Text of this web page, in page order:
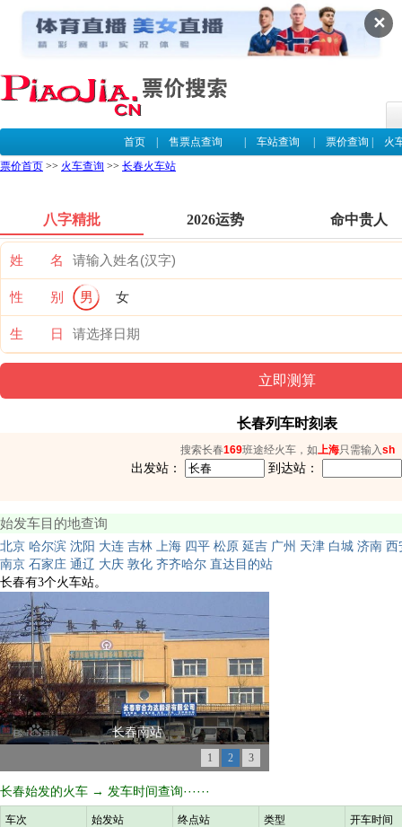
✕
首页| 售票点查询 | 车站查询 | 票价查询 |
火
票价首页 >> 火车查询 >> 长春火车站
八字精批 2026运势 命中贵人
姓 名
性 别 男 女
生 日
长春列车时刻表
搜索长春169班途经火车，如 上海只需输入 sh
出发站： 到达站：
始发车目的地查询
北京 哈尔滨 沈阳 大连 吉林 上海 四平 松原 延吉 广州 天津 白城 济南 西
南京 石家庄 通辽 大庆 敦化 齐齐哈尔 直达目的站
长春有3个火车站。
长春南站
1 2 3
长春始发的火车 → 发车时间查询······
车次 始发站 终点站 类型 开车时间